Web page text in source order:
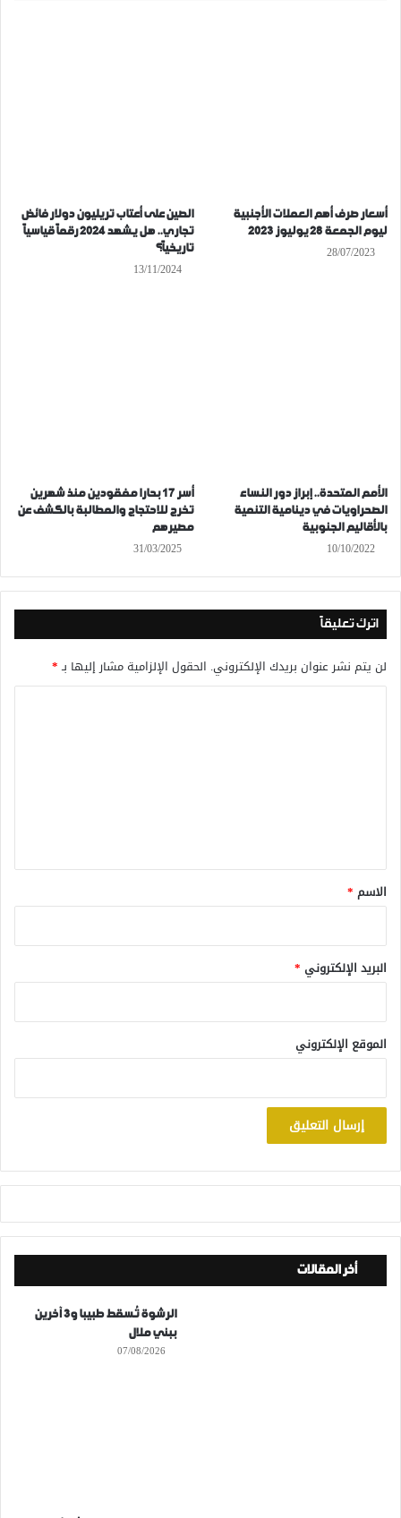
أسعار صرف أهم العملات الأجنبية
ليوم الجمعة 28 يوليوز 2023
28/07/2023
الصين على أعتاب تريليون دولار فائض
تجاري.. هل يشهد 2024 رقماً قياسياً
تاريخياً؟
13/11/2024
الأمم المتحدة.. إبراز دور النساء
الصحراويات في دينامية التنمية
بالأقاليم الجنوبية
10/10/2022
أسر 17 بحارا مفقودين منذ شهرين
تخرج للاحتجاج والمطالبة بالكشف عن
مصيرهم
31/03/2025
اترك تعليقاً
لن يتم نشر عنوان بريدك الإلكتروني. الحقول الإلزامية مشار إليها بـ*
*
الاسم *
البريد الإلكتروني *
الموقع الإلكتروني
أخر المقالات
الرشوة تُسقط طبيبا و3 آخرين
ببني ملال
07/08/2026